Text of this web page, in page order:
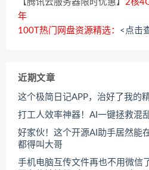
【腾讯云服务器限时优惠】 2核
年
100T热门网盘资源精选： <点击
近期文章
这个极简日记APP，治好了我的
打工人效率神器！AI一键拯救混
好家伙！这个开源AI助手居然能
都得叫大哥
手机电脑互传文件再也不用微信